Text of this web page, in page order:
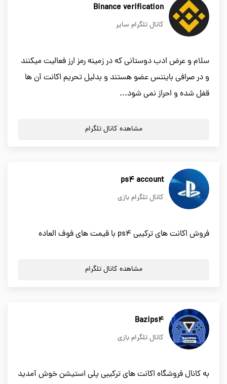
Binance verification
کانال تلگرام سایر
سلام و عرض ادب دوستانی که در زمینه رمز ارز فعالیت میکنند
و در صرافی بایننس عضو هستند و بدلیل تحریم اکانت آن ها
قفل شده و احراز نمی شود...
مشاهده کانال تلگرام
ps4 account
کانال تلگرام بازی
فروش اکانت های ترکیبی ps4 با قیمت های فوف العاده
مشاهده کانال تلگرام
Bazips4
کانال تلگرام بازی
به کانال فروشگاه اکانت های ترکیبی پلی استیشن خوش آمدید